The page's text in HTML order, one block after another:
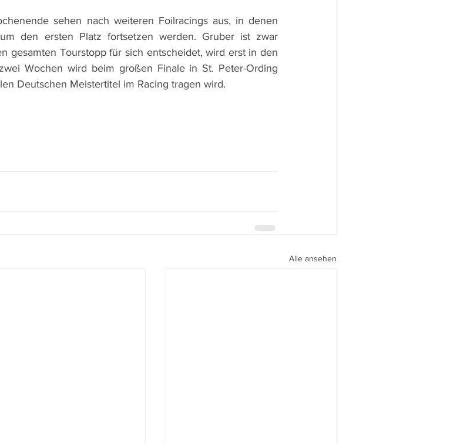
sehen nach weiteren Foilracings aus, in denen
den ersten Platz fortsetzen werden. Gruber ist zwar
gesamten Tourstopp für sich entscheidet, wird erst in den
Wochen wird beim großen Finale in St. Peter-Ording
Deutschen Meistertitel im Racing tragen wird.
Alle ansehen